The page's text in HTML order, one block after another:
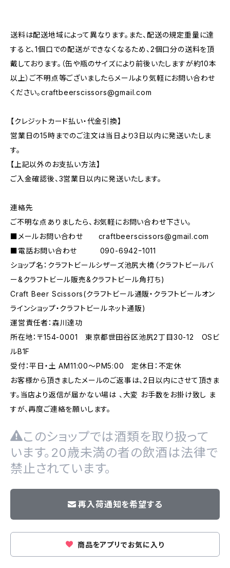
送料は配送地域によって異なります。また、配送の規定重量に達
すると、1個口での配送ができなくなるため、2個口分の送料を頂
戴しております。（缶や瓶のサイズにより前後いたしますが約10本
以上）ご不明点等ございましたらメールより気軽にお問い合わせ
ください。craftbeerscissors@gmail.com
【クレジットカード払い・代金引換】
営業日の15時までのご注文は当日より3日以内に発送いたしま
す。
【上記以外のお支払い方法】
ご入金確認後、3営業日以内に発送いたします。
連絡先
ご不明な点ありましたら、お気軽にお問い合わせ下さい。
■メールお問い合わせ craftbeerscissors@gmail.com
■電話お問い合わせ 090-6942ｰ1011
ショップ名：クラフトビールシザーズ池尻大橋（クラフトビールバ
ー&クラフトビール販売&クラフトビール角打ち)
Craft Beer Scissors(クラフトビール通販・クラフトビールオン
ラインショップ・クラフトビールネット通販)
運営責任者：森川達功
所在地：〒154-0001 東京都世田谷区池尻2丁目30-12 OSビ
ルB1F
受付：平日・土 AM11:00～PM5:00 定休日：不定休
お客様から頂きましたメールのご返事は、2日以内にさせて頂きま
す。当店より返信が届かない場は 、大変 お手数をお掛け致し ま
すが、再度ご連絡を願いします。
このショップでは酒類を取り扱って
います。20歳未満の者の飲酒は法律で
禁止されています。
再入荷通知を希望する
商品をアプリでお気に入り